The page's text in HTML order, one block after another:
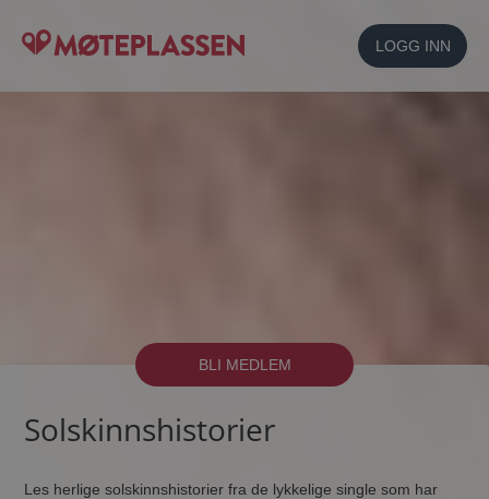
LOGG INN
BLI MEDLEM
Solskinnshistorier
Les herlige solskinnshistorier fra de lykkelige single som har